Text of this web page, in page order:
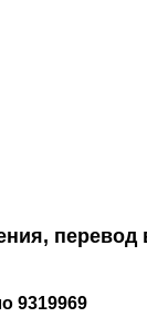
перевод
9319969